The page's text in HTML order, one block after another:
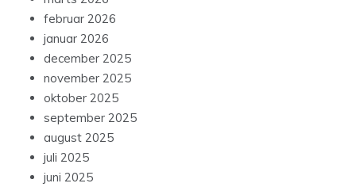
februar 2026
januar 2026
december 2025
november 2025
oktober 2025
september 2025
august 2025
juli 2025
juni 2025